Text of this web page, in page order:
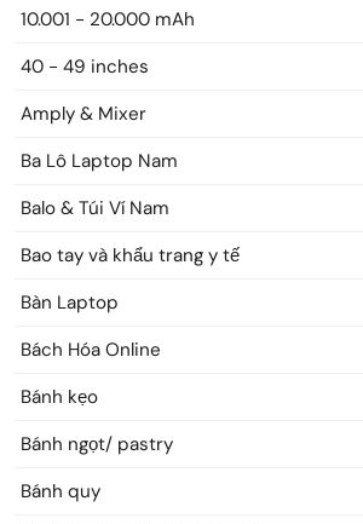
10.001 - 20.000 mAh
40 - 49 inches
Amply & Mixer
Ba Lô Laptop Nam
Balo & Túi Ví Nam
Bao tay và khẩu trang y tế
Bàn Laptop
Bách Hóa Online
Bánh kẹo
Bánh ngọt/ pastry
Bánh quy